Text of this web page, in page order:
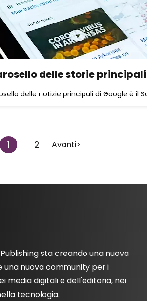
delle storie
delle notizie principali di Google è il
1 2 Avanti>
sta creando una nuova
una nuova community per i
media digitali e dell'editoria, nei
tecnologia.